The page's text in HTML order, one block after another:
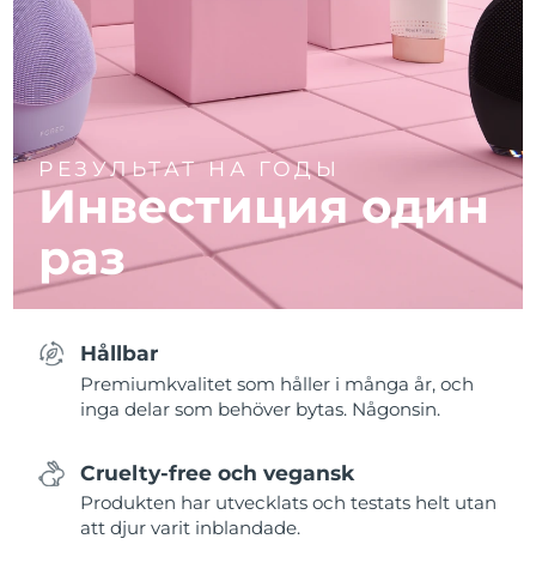
РЕЗУЛЬТАТ НА ГОДЫ
Инвестиция один
раз
Hållbar
Premiumkvalitet som håller i många år, och
inga delar som behöver bytas. Någonsin.
Cruelty-free och vegansk
Produkten har utvecklats och testats helt utan
att djur varit inblandade.